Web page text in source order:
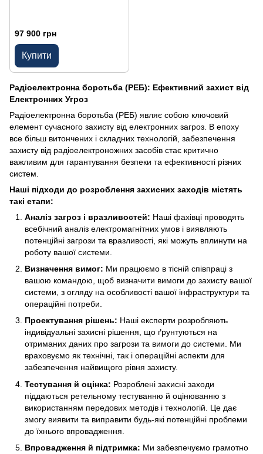
97 900 грн
Купити
Радіоелектронна боротьба (РЕБ): Ефективний захист від
Електронних Угроз
Радіоелектронна боротьба (РЕБ) являє собою ключовий
елемент сучасного захисту від електронних загроз. В епоху
все більш витончених і складних технологій, забезпечення
захисту від радіоелектроножних засобів стає критично
важливим для гарантування безпеки та ефективності різних
систем.
Наші підходи до розроблення захисних заходів містять
такі етапи:
Аналіз загроз і вразливостей: Наші фахівці проводять
всебічний аналіз електромагнітних умов і виявляють
потенційні загрози та вразливості, які можуть вплинути на
роботу вашої системи.
Визначення вимог: Ми працюємо в тісній співпраці з
вашою командою, щоб визначити вимоги до захисту вашої
системи, з огляду на особливості вашої інфраструктури та
операційні потреби.
Проектування рішень: Наші експерти розробляють
індивідуальні захисні рішення, що ґрунтуються на
отриманих даних про загрози та вимоги до системи. Ми
враховуємо як технічні, так і операційні аспекти для
забезпечення найвищого рівня захисту.
Тестування й оцінка: Розроблені захисні заходи
піддаються ретельному тестуванню й оцінюванню з
використанням передових методів і технологій. Це дає
змогу виявити та виправити будь-які потенційні проблеми
до їхнього впровадження.
Впровадження й підтримка: Ми забезпечуємо грамотно